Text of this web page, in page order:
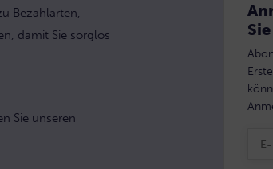
Bezahlarten,
damit Sie sorglos
Sie unseren